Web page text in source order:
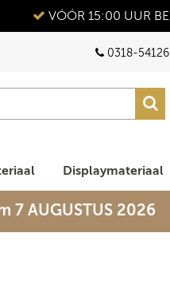
VÓÓR 15:00 UUR
0318-
Displaymateriaal
7 AUGUSTUS 2026